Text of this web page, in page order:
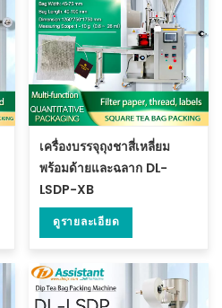
เครื่องบรรจุถุงชาสี่เหลี่ยม
พร้อมด้ายและฉลาก DL-
LSDP-XB
ดูรายละเอียด